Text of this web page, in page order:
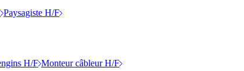
Paysagiste H/F
H/F Monteur câbleur H/F